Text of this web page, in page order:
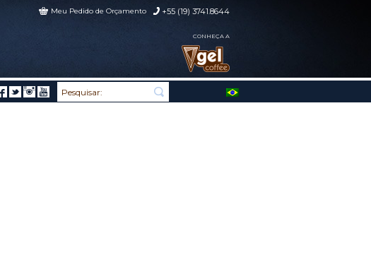
+55 (19) 3741.8644
Meu Pedido de Orçamento
CONHEÇA A